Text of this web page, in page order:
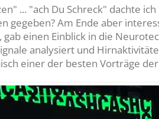
... "ach Du Schreck" dachte
gegeben? Am Ende aber
einen Einblick in die
analysiert und
einer der besten Vorträge